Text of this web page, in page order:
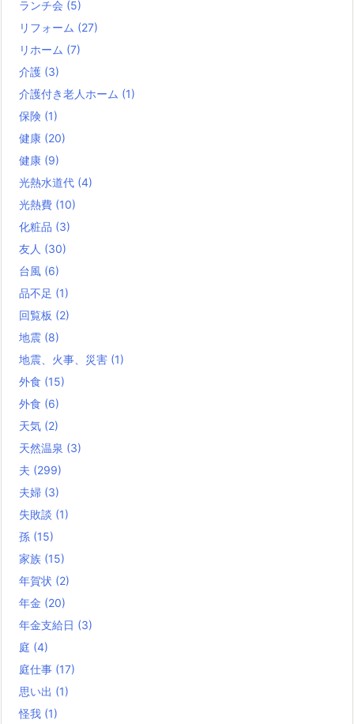
ランチ会 (5)
リフォーム (27)
リホーム (7)
介護 (3)
介護付き老人ホーム (1)
保険 (1)
健康 (20)
健康 (9)
光熱水道代 (4)
光熱費 (10)
化粧品 (3)
友人 (30)
台風 (6)
品不足 (1)
回覧板 (2)
地震 (8)
地震、火事、災害 (1)
外食 (15)
外食 (6)
天気 (2)
天然温泉 (3)
夫 (299)
夫婦 (3)
失敗談 (1)
孫 (15)
家族 (15)
年賀状 (2)
年金 (20)
年金支給日 (3)
庭 (4)
庭仕事 (17)
思い出 (1)
怪我 (1)